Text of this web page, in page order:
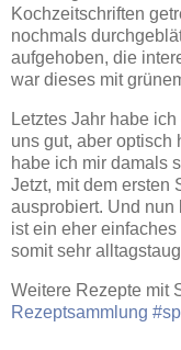
Kochzeitschriften
nochmals
aufgehoben, die
war dieses mit
Letztes Jahr habe
uns gut, aber optisch
habe ich mir damals
Jetzt, mit dem ersten
ausprobiert. Und nun
ist ein eher
somit sehr
Weitere Rezepte mit
Rezeptsammlung